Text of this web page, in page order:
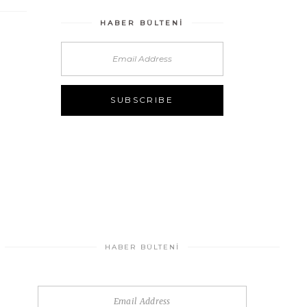
HABER BÜLTENI
HABER BÜLTENI